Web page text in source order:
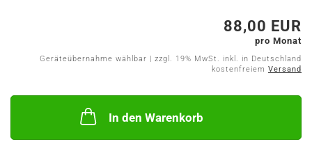
88,00 EUR
pro Monat
Geräteübernahme wählbar | zzgl. 19% MwSt. inkl. in Deutschland
kostenfreiem Versand
In den Warenkorb